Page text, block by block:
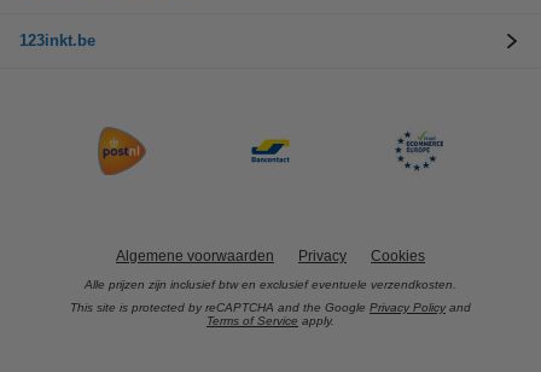
123inkt.be
Algemene voorwaarden Privacy Cookies
Alle prijzen zijn inclusief btw en exclusief eventuele verzendkosten.
This site is protected by reCAPTCHA and the Google Privacy Policy and
Terms of Service apply.